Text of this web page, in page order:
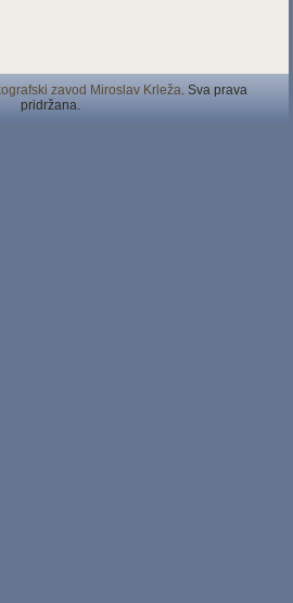
zavod Miroslav Krleža. Sva prava
pridržana.